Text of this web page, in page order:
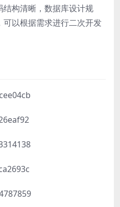
构清晰，数据库设计规
以根据需求进行二次开发